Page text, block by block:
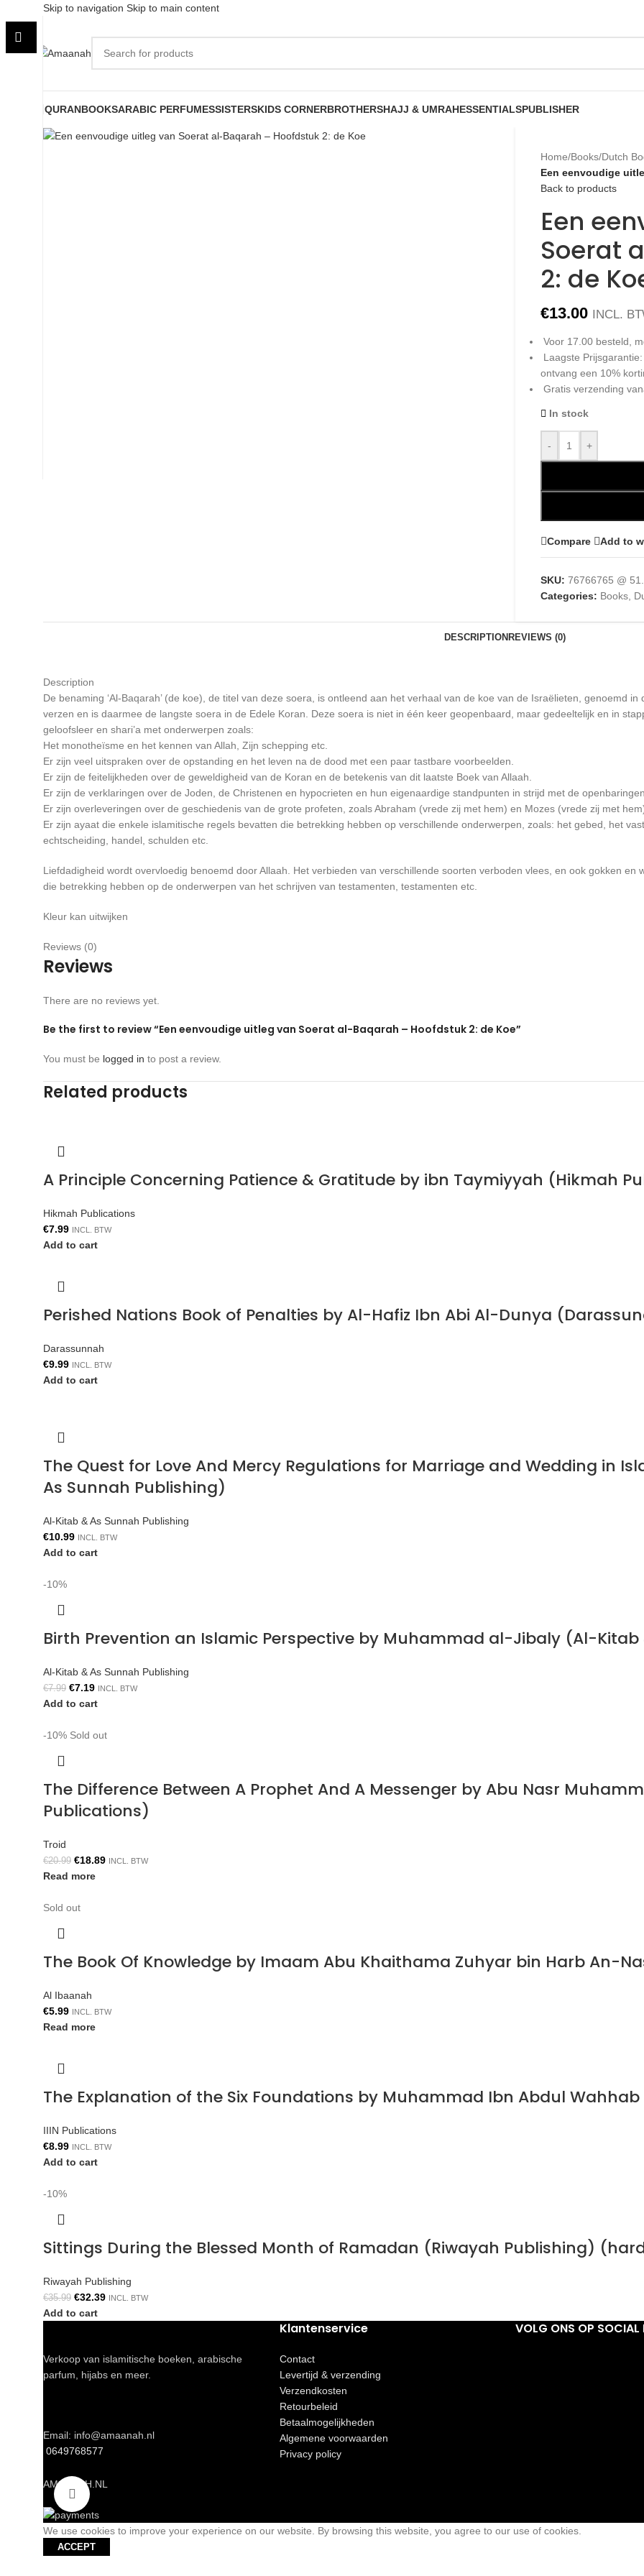
Skip to navigation Skip to main content
QURANBOOKSARABIC PERFUMESSISTERSKIDS CORNERBROTHERSHAJJ & UMRAHESSENTIALSPUBLISHER
Home/Books/Dutch
Een eenvoudige
Back to products
Een
Soerat
2: de
€13.00 INCL.
Voor 17.00 besteld,
Laagste
ontvang een 10%
Gratis verzending
In stock
- +
Compare Add to
SKU: 76766765 @
Categories: Books
DESCRIPTION REVIEWS (0)
Description
De benaming ‘Al-Baqarah’ (de koe), de titel van deze soera, is ontleend aan het verhaal van de koe van de Israëlieten, genoemd
verzen en is daarmee de langste soera in de Edele Koran. Deze soera is niet in één keer geopenbaard, maar gedeeltelijk en in
geloofsleer en shari’a met onderwerpen zoals:
Het monotheïsme en het kennen van Allah, Zijn schepping etc.
Er zijn veel uitspraken over de opstanding en het leven na de dood met een paar tastbare voorbeelden.
Er zijn de feitelijkheden over de geweldigheid van de Koran en de betekenis van dit laatste Boek van Allaah.
Er zijn de verklaringen over de Joden, de Christenen en hypocrieten en hun eigenaardige standpunten in strijd met de openbaringen.
Er zijn overleveringen over de geschiedenis van de grote profeten, zoals Abraham (vrede zij met hem) en Mozes (vrede zij met
Er zijn ayaat die enkele islamitische regels bevatten die betrekking hebben op verschillende onderwerpen, zoals: het gebed, het
echtscheiding, handel, schulden etc.
Liefdadigheid wordt overvloedig benoemd door Allaah. Het verbieden van verschillende soorten verboden vlees, en ook gokken
die betrekking hebben op de onderwerpen van het schrijven van testamenten, testamenten etc.
Kleur kan uitwijken
Reviews (0)
Reviews
There are no reviews yet.
Be the first to review “Een eenvoudige uitleg van Soerat al-Baqarah – Hoofdstuk 2: de Koe”
You must be logged in to post a review.
Related products
A Principle Concerning Patience & Gratitude by ibn Taymiyyah (Hikmah
Hikmah Publications
€7.99 INCL. BTW
Add to cart
Perished Nations Book of Penalties by Al-Hafiz Ibn Abi Al-Dunya
Darassunnah
€9.99 INCL. BTW
Add to cart
The Quest for Love And Mercy Regulations for Marriage and Wedding in
As Sunnah Publishing)
Al-Kitab & As Sunnah Publishing
€10.99 INCL. BTW
Add to cart
-10%
Birth Prevention an Islamic Perspective by Muhammad al-Jibaly (Al-Kitab
Al-Kitab & As Sunnah Publishing
€7.99 €7.19 INCL. BTW
Add to cart
-10% Sold out
The Difference Between A Prophet And A Messenger by Abu Nasr
Publications)
Troid
€20.99 €18.89 INCL. BTW
Read more
Sold out
The Book Of Knowledge by Imaam Abu Khaithama Zuhyar bin Harb An-
Al Ibaanah
€5.99 INCL. BTW
Read more
The Explanation of the Six Foundations by Muhammad Ibn Abdul Wahhab
IIIN Publications
€8.99 INCL. BTW
Add to cart
-10%
Sittings During the Blessed Month of Ramadan (Riwayah Publishing)
Riwayah Publishing
€35.99 €32.39 INCL. BTW
Add to cart
Verkoop van islamitische boeken, arabische
parfum, hijabs en meer.
Email: info@amaanah.nl
0649768577
Klantenservice
Contact
Levertijd & verzending
Verzendkosten
Retourbeleid
Betaalmogelijkheden
Algemene voorwaarden
Privacy policy
VOLG ONS OP SOCIAL
AMAANAH.NL
We use cookies to improve your experience on our website. By browsing this website, you agree to our use of cookies.
ACCEPT